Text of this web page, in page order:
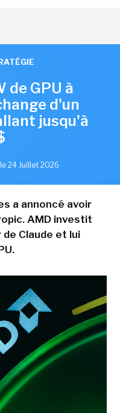
de GPU à
d'un
jusqu'à
24 Juillet 2026
a annoncé avoir
AMD investit
Claude et lui